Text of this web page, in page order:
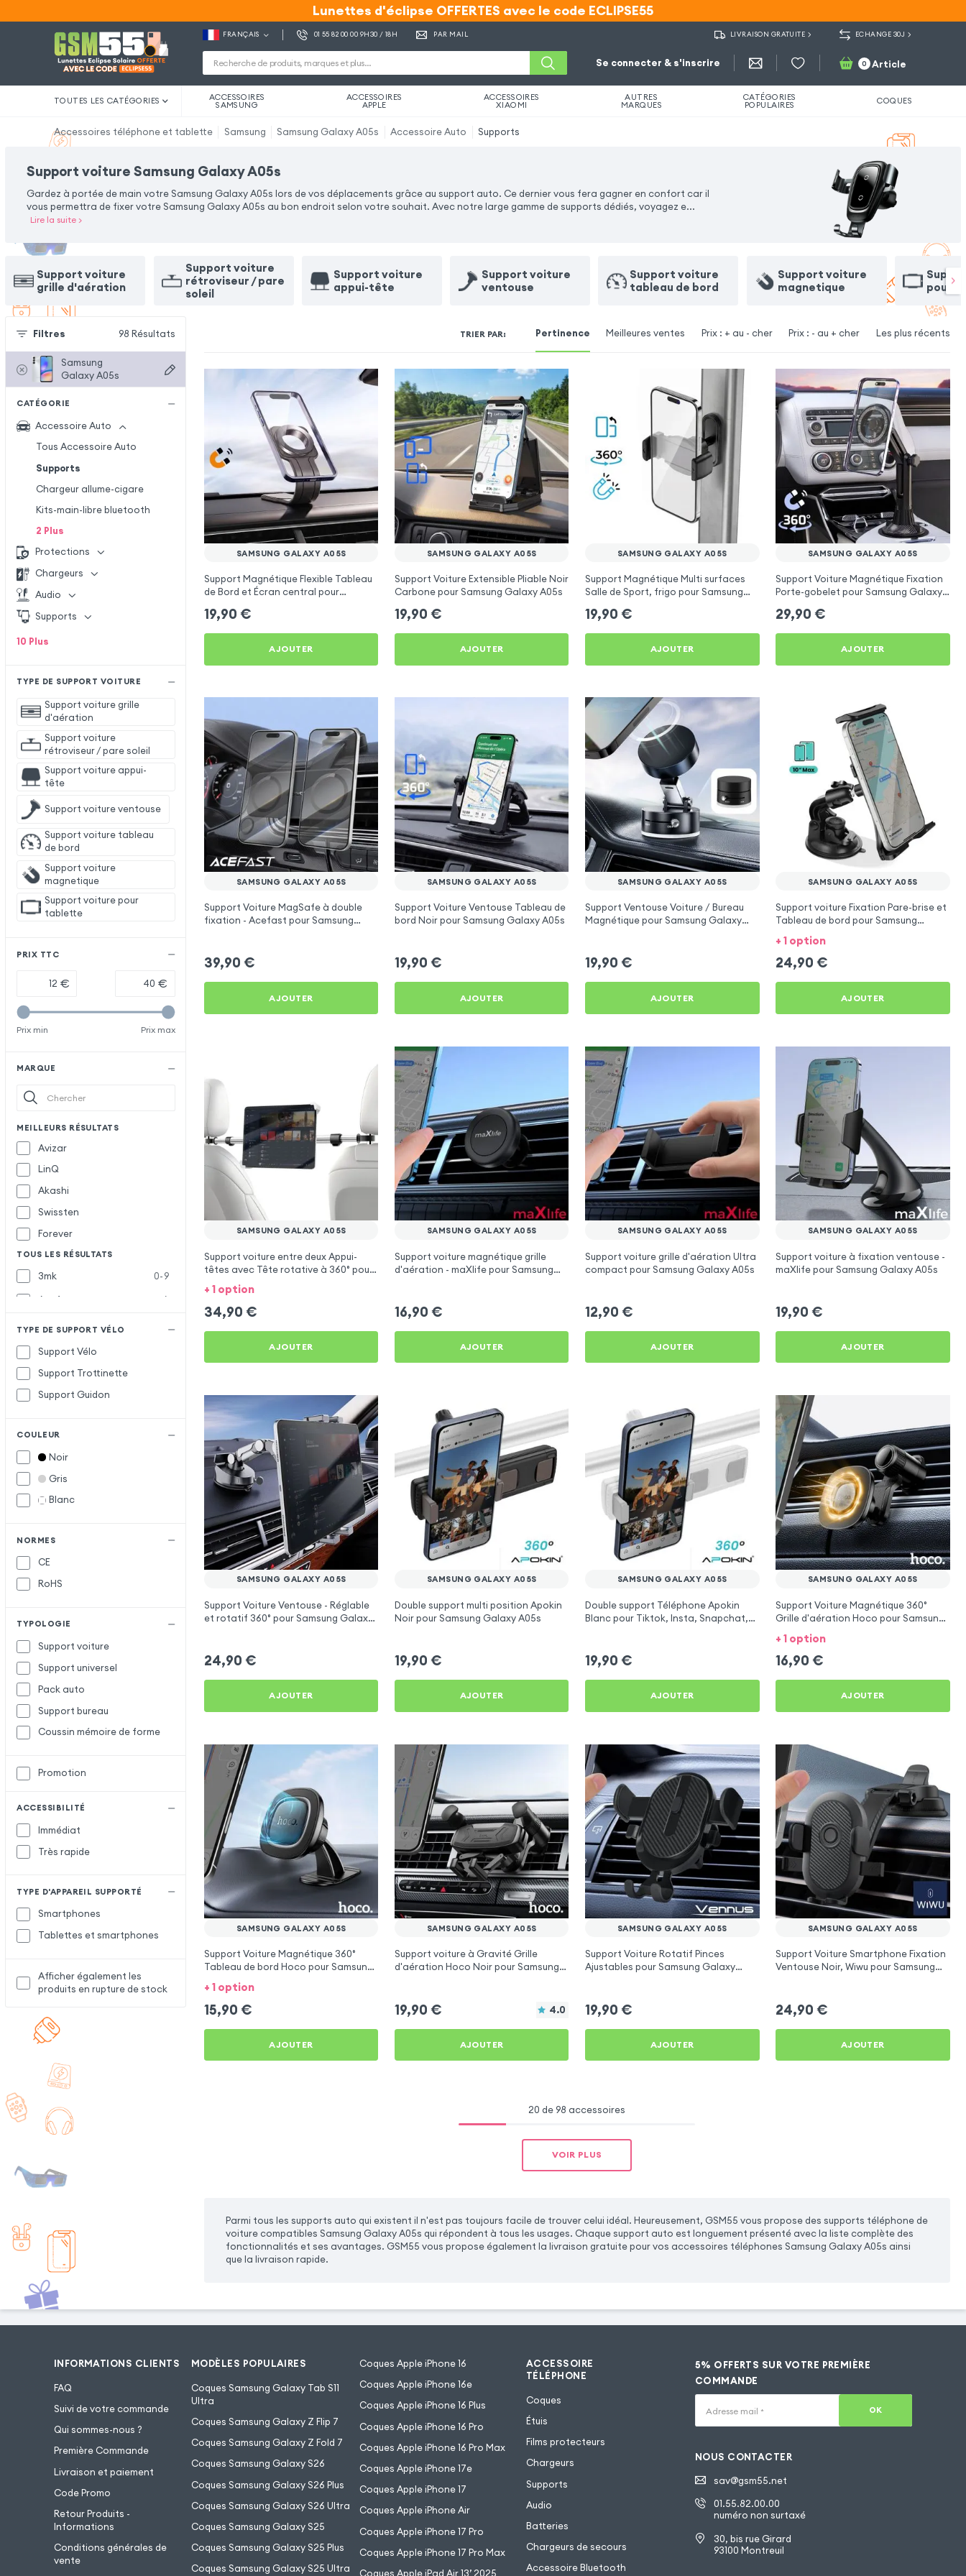
Lunettes d'éclipse OFFERTES avec le code ECLIPSE55
Lunettes d'éclipse OFFERTES avec le code ECLIPSE55
FRANÇAIS 01 55 82 00 00 9H30 / 18H PAR MAIL LIVRAISON GRATUITE ECHANGE 30J
Se connecter & s'inscrire 0 Article
TOUTES LES CATÉGORIES ACCESSOIRES
SAMSUNG
ACCESSOIRES
APPLE
ACCESSOIRES
XIAOMI
AUTRES
MARQUES
CATÉGORIES
POPULAIRES COQUES
Accessoires téléphone et tablette Samsung Samsung Galaxy A05s Accessoire Auto Supports
Support voiture Samsung Galaxy A05s
Gardez à portée de main votre Samsung Galaxy A05s lors de vos déplacements grâce au support auto. Ce dernier vous fera gagner en confort car il
vous permettra de fixer votre Samsung Galaxy A05s au bon endroit selon votre souhait. Avec notre large gamme de supports dédiés, voyagez e...
Lire la suite>
Support voiture
grille d'aération
Support voiture
rétroviseur / pare
soleil
Support voiture
appui-tête
Support voiture
ventouse
Support voiture
tableau de bord
Support voiture
magnetique
pour
Filtres 98 Résultats
Samsung
Galaxy A05s
CATÉGORIE
Accessoire Auto
Tous Accessoire Auto
Supports
Chargeur allume-cigare
Kits-main-libre bluetooth
2 Plus
Protections
Chargeurs
Audio
Supports
10 Plus
TYPE DE SUPPORT VOITURE
Support voiture grille
d'aération
Support voiture
rétroviseur / pare soleil
Support voiture appui-
tête
Support voiture ventouse
Support voiture tableau
de bord
Support voiture
magnetique
Support voiture pour
tablette
PRIX TTC
€ €
Prix min Prix max
MARQUE
MEILLEURS RÉSULTATS
Avizar
LinQ
Akashi
Swissten
Forever
TOUS LES RÉSULTATS
3mk
0-9
Acefast
A
Baseus
Belkin
Forcell
Maxlife
M
Vennus
wiwu
TYPE DE SUPPORT VÉLO
Support Vélo
Support Trottinette
Support Guidon
COULEUR
Noir
Gris
Blanc
NORMES
CE
RoHS
TYPOLOGIE
Support voiture
Support universel
Pack auto
Support bureau
Coussin mémoire de forme
Promotion
ACCESSIBILITÉ
Immédiat
Très rapide
TYPE D'APPAREIL SUPPORTÉ
Smartphones
Tablettes et smartphones
Afficher également les
produits en rupture de stock
TRIER PAR: Pertinence Meilleures ventes Prix : + au - cher Prix : - au + cher Les plus récents
SAMSUNG GALAXY A05S
Support Magnétique Flexible Tableau
de Bord et Écran central pour
19,90 €
AJOUTER
SAMSUNG GALAXY A05S
Support Voiture Extensible Pliable Noir
Carbone pour Samsung Galaxy A05s
19,90 €
AJOUTER
SAMSUNG GALAXY A05S
Support Magnétique Multi surfaces
Salle de Sport, frigo pour Samsung
19,90 €
AJOUTER
SAMSUNG GALAXY A05S
Support Voiture Magnétique Fixation
Porte-gobelet pour Samsung Galaxy
29,90 €
AJOUTER
SAMSUNG GALAXY A05S
Support Voiture MagSafe à double
fixation - Acefast pour Samsung
39,90 €
AJOUTER
SAMSUNG GALAXY A05S
Support Voiture Ventouse Tableau de
bord Noir pour Samsung Galaxy A05s
19,90 €
AJOUTER
SAMSUNG GALAXY A05S
Support Ventouse Voiture / Bureau
Magnétique pour Samsung Galaxy
19,90 €
AJOUTER
SAMSUNG GALAXY A05S
Support voiture Fixation Pare-brise et
Tableau de bord pour Samsung
Galaxy A05s
+ 1 option
24,90 €
AJOUTER
SAMSUNG GALAXY A05S
Support voiture entre deux Appui-
têtes avec Tête rotative à 360° pour
Samsung Galaxy A05s
+ 1 option
34,90 €
AJOUTER
SAMSUNG GALAXY A05S
Support voiture magnétique grille
d'aération - maXlife pour Samsung
16,90 €
AJOUTER
SAMSUNG GALAXY A05S
Support voiture grille d'aération Ultra
compact pour Samsung Galaxy A05s
12,90 €
AJOUTER
SAMSUNG GALAXY A05S
Support voiture à fixation ventouse -
maXlife pour Samsung Galaxy A05s
19,90 €
AJOUTER
SAMSUNG GALAXY A05S
Support Voiture Ventouse - Réglable
et rotatif 360° pour Samsung Galaxy
24,90 €
AJOUTER
SAMSUNG GALAXY A05S
Double support multi position Apokin
Noir pour Samsung Galaxy A05s
19,90 €
AJOUTER
SAMSUNG GALAXY A05S
Double support Téléphone Apokin
Blanc pour Tiktok, Insta, Snapchat,
19,90 €
AJOUTER
SAMSUNG GALAXY A05S
Support Voiture Magnétique 360°
Grille d'aération Hoco pour Samsung
Galaxy A05s
+ 1 option
16,90 €
AJOUTER
SAMSUNG GALAXY A05S
Support Voiture Magnétique 360°
Tableau de bord Hoco pour Samsung
Galaxy A05s
+ 1 option
15,90 €
AJOUTER
SAMSUNG GALAXY A05S
Support voiture à Gravité Grille
d'aération Hoco Noir pour Samsung
19,90 € 4.0
AJOUTER
SAMSUNG GALAXY A05S
Support Voiture Rotatif Pinces
Ajustables pour Samsung Galaxy
19,90 €
AJOUTER
SAMSUNG GALAXY A05S
Support Voiture Smartphone Fixation
Ventouse Noir, Wiwu pour Samsung
24,90 €
AJOUTER
20 de 98 accessoires
VOIR PLUS
Parmi tous les supports auto qui existent il n'est pas toujours facile de trouver celui idéal. Heureusement, GSM55 vous propose des supports téléphone de
voiture compatibles Samsung Galaxy A05s qui répondent à tous les usages. Chaque support auto est longuement présenté avec la liste complète des
fonctionnalités et ses avantages. GSM55 vous propose également la livraison gratuite pour vos accessoires téléphones Samsung Galaxy A05s ainsi
que la livraison rapide.
INFORMATIONS CLIENTS
FAQ
Suivi de votre commande
Qui sommes-nous ?
Première Commande
Livraison et paiement
Code Promo
Retour Produits -
Informations
Conditions générales de
vente
MODÈLES POPULAIRES
Coques Samsung Galaxy Tab S11
Ultra
Coques Samsung Galaxy Z Flip 7
Coques Samsung Galaxy Z Fold 7
Coques Samsung Galaxy S26
Coques Samsung Galaxy S26 Plus
Coques Samsung Galaxy S26 Ultra
Coques Samsung Galaxy S25
Coques Samsung Galaxy S25 Plus
Coques Samsung Galaxy S25 Ultra
Coques Apple iPhone 16
Coques Apple iPhone 16e
Coques Apple iPhone 16 Plus
Coques Apple iPhone 16 Pro
Coques Apple iPhone 16 Pro Max
Coques Apple iPhone 17e
Coques Apple iPhone 17
Coques Apple iPhone Air
Coques Apple iPhone 17 Pro
Coques Apple iPhone 17 Pro Max
Coques Apple iPad Air 13’ 2025
ACCESSOIRE
TÉLÉPHONE
Coques
Étuis
Films protecteurs
Chargeurs
Supports
Audio
Batteries
Chargeurs de secours
Accessoire Bluetooth
5% OFFERTS SUR VOTRE PREMIÈRE
COMMANDE
Adresse mail * OK
NOUS CONTACTER
sav@gsm55.net
01.55.82.00.00
numéro non surtaxé
30, bis rue Girard
93100 Montreuil